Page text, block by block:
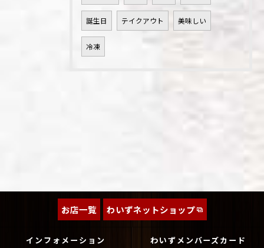
誕生日 テイクアウト 美味しい
冷凍
お店一覧 わいずネットショップ
インフォメーション わいずメンバーズカード